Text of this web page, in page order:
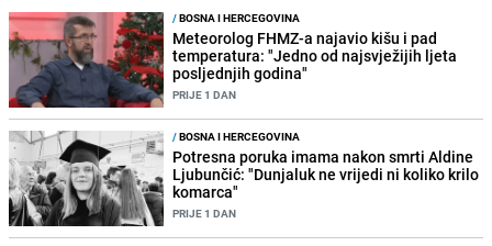
/BOSNA I HERCEGOVINA
Meteorolog FHMZ-a najavio kišu i pad
temperatura: "Jedno od najsvježijih ljeta
posljednjih godina"
PRIJE 1 DAN
/BOSNA I HERCEGOVINA
Potresna poruka imama nakon smrti Aldine
Ljubunčić: "Dunjaluk ne vrijedi ni koliko krilo
komarca"
PRIJE 1 DAN